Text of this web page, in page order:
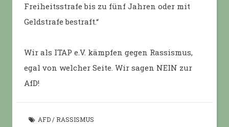
Freiheitsstrafe bis zu fünf Jahren oder mit
Geldstrafe bestraft.“
Wir als ITAP e.V. kämpfen gegen Rassismus,
egal von welcher Seite. Wir sagen NEIN zur
AfD!
AFD/ RASSISMUS